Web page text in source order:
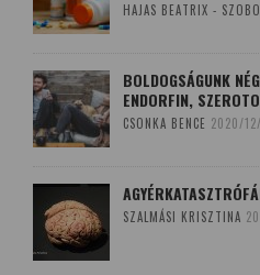
HAJAS BEATRIX -
BOLDOGSÁGUNK
ENDORFIN,
CSONKA BENCE 2020/
SZALMÁSI KRISZTINA